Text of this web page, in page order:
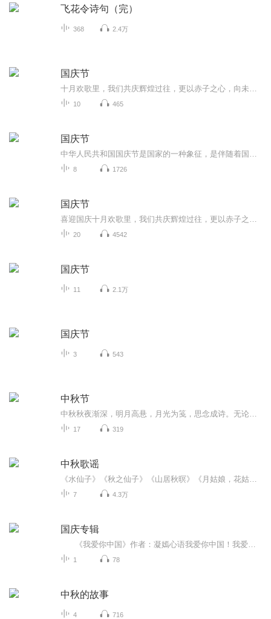
飞花令诗句（完）
368 2.4万
国庆节
10 465
国庆节
8 1726
国庆节
20 4542
国庆节
11 2.1万
国庆节
3 543
中秋节
17 319
中秋歌谣
7 4.3万
国庆专辑
1 78
中秋的故事
4 716